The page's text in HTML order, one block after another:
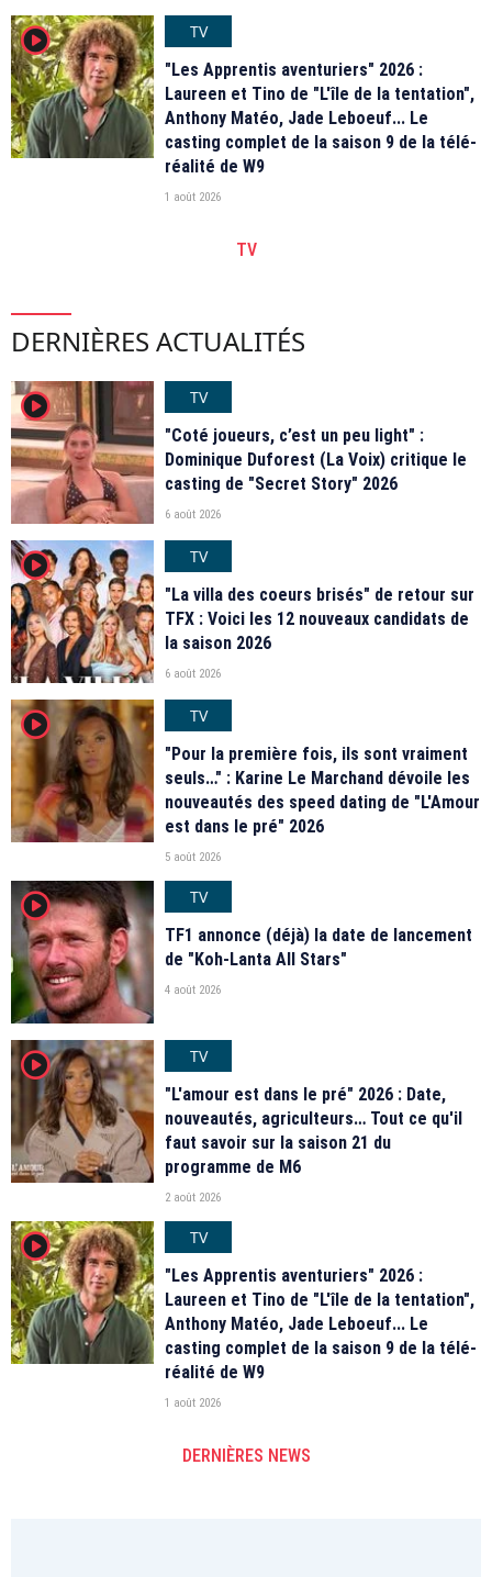
player2
TV
"Les Apprentis aventuriers" 2026 :
Laureen et Tino de "L'île de la tentation",
Anthony Matéo, Jade Leboeuf... Le
casting complet de la saison 9 de la télé-
réalité de W9
1 août 2026
TV
DERNIÈRES ACTUALITÉS
player2
TV
"Coté joueurs, c’est un peu light" :
Dominique Duforest (La Voix) critique le
casting de "Secret Story" 2026
6 août 2026
player2
TV
"La villa des coeurs brisés" de retour sur
TFX : Voici les 12 nouveaux candidats de
la saison 2026
6 août 2026
player2
TV
"Pour la première fois, ils sont vraiment
seuls…" : Karine Le Marchand dévoile les
nouveautés des speed dating de "L'Amour
est dans le pré" 2026
5 août 2026
player2
TV
TF1 annonce (déjà) la date de lancement
de "Koh-Lanta All Stars"
4 août 2026
player2
TV
"L'amour est dans le pré" 2026 : Date,
nouveautés, agriculteurs… Tout ce qu'il
faut savoir sur la saison 21 du
programme de M6
2 août 2026
player2
TV
"Les Apprentis aventuriers" 2026 :
Laureen et Tino de "L'île de la tentation",
Anthony Matéo, Jade Leboeuf... Le
casting complet de la saison 9 de la télé-
réalité de W9
1 août 2026
DERNIÈRES NEWS